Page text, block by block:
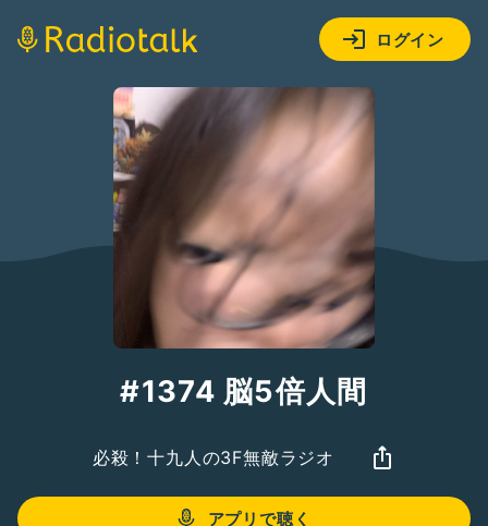
ログイン
#1374 脳5倍人間
必殺！十九人の3F無敵ラジオ
アプリで聴く